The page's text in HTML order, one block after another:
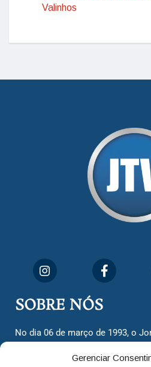
Gerenciar
Valinhos
SOBRE NÓS
No dia 06 de março de 1993, o
cidadãos valinhenses, já que